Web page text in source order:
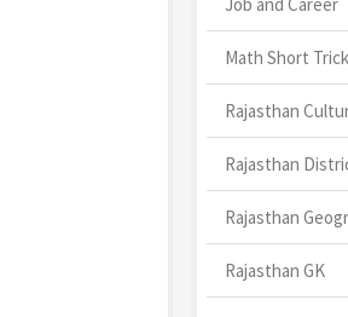
Math Short
Rajasthan
Rajasthan
Rajasthan
Rajasthan GK